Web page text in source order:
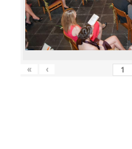
« ‹